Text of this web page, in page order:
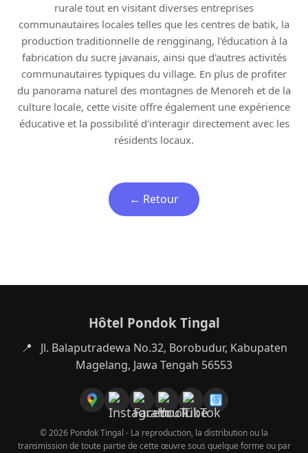
rurale tout en visitant diverses entreprises
communautaires locales telles que les centres de batik, la
production traditionnelle de rengginang, l'éducation à la
fabrication du sucre javanais, ainsi que d'autres activités
communautaires typiques du village. En plus de profiter
du panorama naturel des montagnes de Menoreh et de la
culture locale, cette visite offre également une expérience
éducative et la possibilité d'interagir directement avec les
résidents locaux.
← Retour
Hôtel Pondok Tingal
📍
Jl. Balaputradewa No.32, Borobudur, Kabupaten
Magelang, Jawa Tengah 56553
© 2026 Pondok Tingal - La reproduction, la distribution ou la
transmission de toute partie de cette œuvre sous quelque forme ou par